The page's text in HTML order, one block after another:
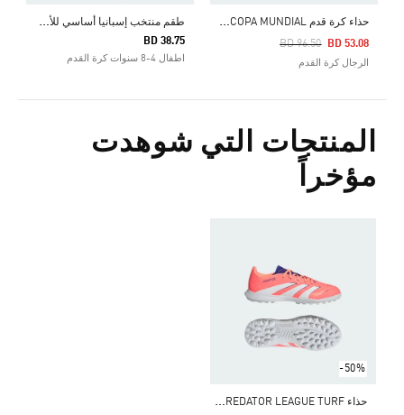
ح
ذاء كرة قدم COPA MUNDIAL للأرضيات الصلبة
Price Reduced From
BD 96.50
To BD 53.08
الرجال كرة القدم
ط
قم منتخب إسبانيا أساسي للأطفال لعام 2026
BD 38.75
اطفال 4-8 سنوات كرة القدم
المنتجات التي شوهدت
مؤخراً
-50%
ح
ذاء PREDATOR LEAGUE TURF للأطفال